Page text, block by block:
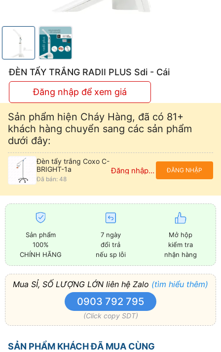
ĐÈN TẨY TRẮNG RADII PLUS Sdi - Cái
Đăng nhập để xem giá
Sản phẩm hiện Cháy Hàng, đã có 81+
khách hàng chuyển sang các sản phẩm
dưới đây:
Đèn tẩy trắng Coxo C-
BRIGHT-1a
Đã bán: 48
Đăng nhập để xem giá ĐĂNG NHẬP
Sản phẩm
100%
CHÍNH HÃNG
7 ngày
đổi trả
nếu sp lỗi
Mở hộp
kiểm tra
nhận hàng
Mua SỈ, SỐ LƯỢNG LỚN liên hệ Zalo (tìm hiểu thêm)
0903 792 795
(Click copy SDT)
SẢN PHẨM KHÁCH ĐÃ MUA CÙNG